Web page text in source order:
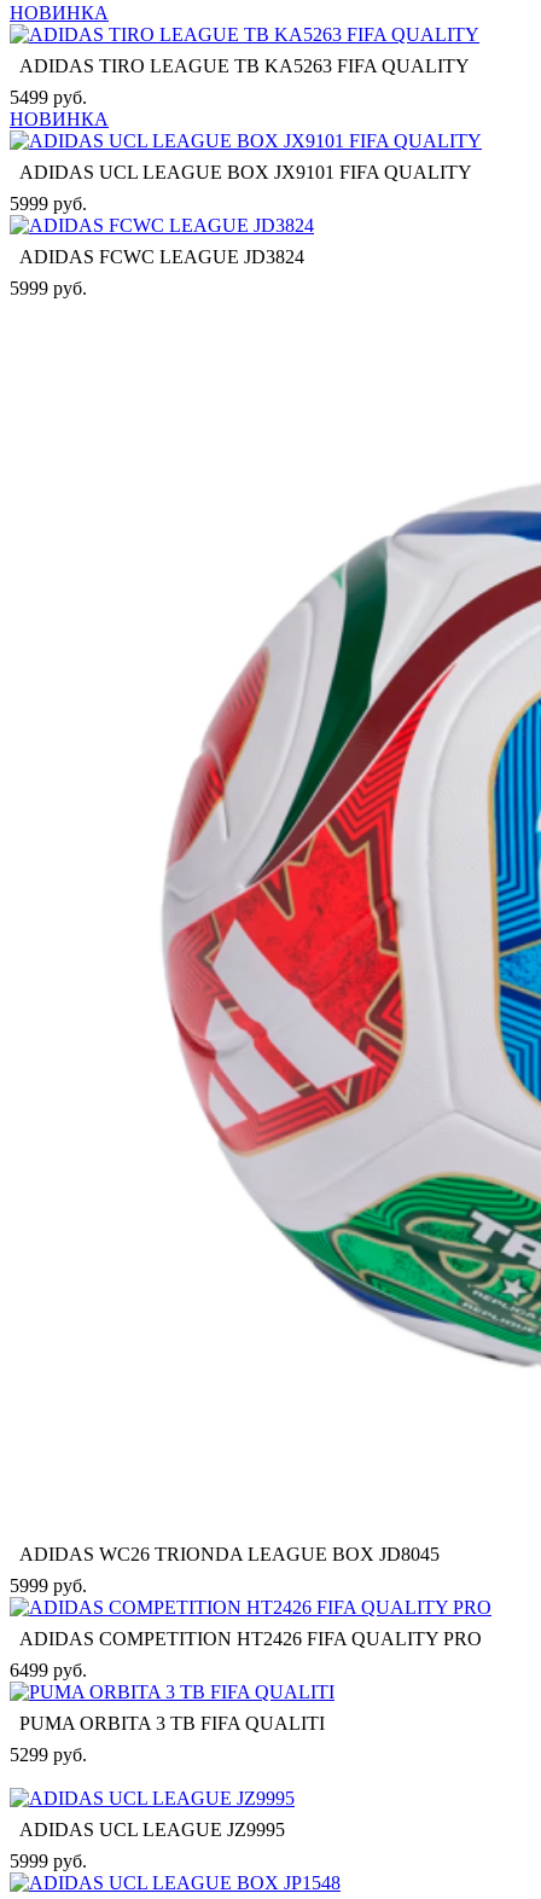
НОВИНКА
ADIDAS TIRO LEAGUE TB KA5263 FIFA QUALITY
5499 руб.
НОВИНКА
ADIDAS UCL LEAGUE BOX JX9101 FIFA QUALITY
5999 руб.
ADIDAS FCWC LEAGUE JD3824
5999 руб.
ADIDAS WC26 TRIONDA LEAGUE BOX JD8045
5999 руб.
ADIDAS COMPETITION HT2426 FIFA QUALITY PRO
6499 руб.
PUMA ORBITA 3 TB FIFA QUALITI
5299 руб.
ADIDAS UCL LEAGUE JZ9995
5999 руб.